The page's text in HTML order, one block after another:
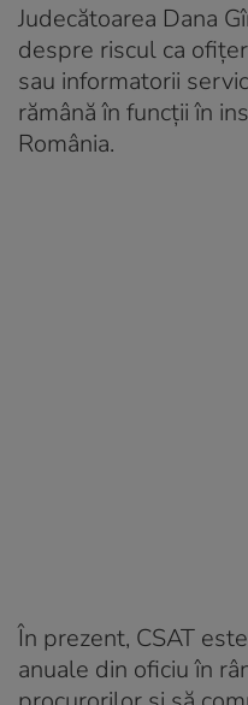
Judecătoarea Dana
despre riscul ca
sau informatorii
rămână în funcţii în
România.
În prezent, CSAT
anuale din oficiu în